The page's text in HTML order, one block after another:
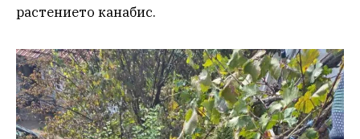
растението канабис.